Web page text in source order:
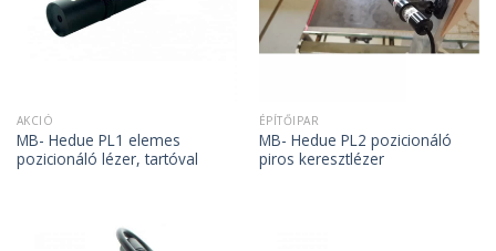
AKCIÓ
MB- Hedue PL1 elemes
pozicionáló lézer, tartóval
ÉPÍTŐIPAR
MB- Hedue PL2 pozicionáló
piros keresztlézer